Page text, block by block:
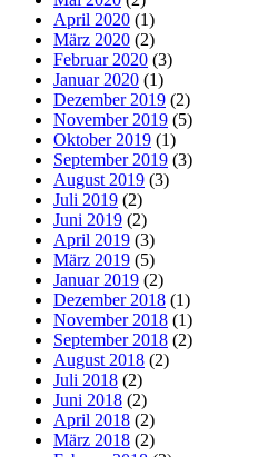
April 2020 (1)
März 2020 (2)
Februar 2020 (3)
Januar 2020 (1)
Dezember 2019 (2)
November 2019 (5)
Oktober 2019 (1)
September 2019 (3)
August 2019 (3)
Juli 2019 (2)
Juni 2019 (2)
April 2019 (3)
März 2019 (5)
Januar 2019 (2)
Dezember 2018 (1)
November 2018 (1)
September 2018 (2)
August 2018 (2)
Juli 2018 (2)
Juni 2018 (2)
April 2018 (2)
März 2018 (2)